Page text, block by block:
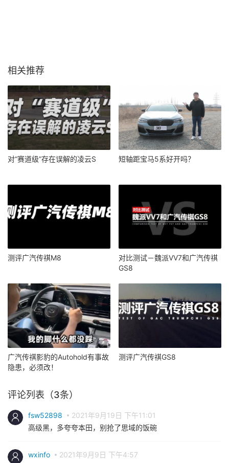
相关推荐
对“赛道级”存在误解的凌云S 短轴距宝马5系好开吗？
测评广汽传祺M8
对比测试－魏派VV7和广汽传祺
GS8
广汽传祺影豹的Autohold有事故
隐患，必须改！
测评广汽传祺GS8
评论列表（3条）
fsw52898
2021年9月19日 下午11:01
高级黑，多夸夸本田，别抢了思域的饭碗
wxinfo
2021年9月9日 下午4:57